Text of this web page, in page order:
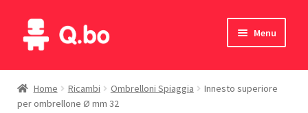
Vai
alla
Vai
al
Menu
Home
Blog
Home Ricambi Ombrelloni Spiaggia
Innesto superiore
per ombrellone Ø mm 32